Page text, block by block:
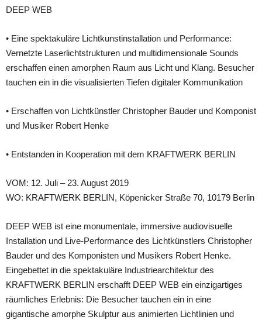
DEEP WEB
• Eine spektakuläre Lichtkunstinstallation und Performance:
Vernetzte Laserlichtstrukturen und multidimensionale Sounds
erschaffen einen amorphen Raum aus Licht und Klang. Besucher
tauchen ein in die visualisierten Tiefen digitaler Kommunikation
• Erschaffen von Lichtkünstler Christopher Bauder und Komponist
und Musiker Robert Henke
• Entstanden in Kooperation mit dem KRAFTWERK BERLIN
VOM: 12. Juli – 23. August 2019
WO: KRAFTWERK BERLIN, Köpenicker Straße 70, 10179 Berlin
DEEP WEB ist eine monumentale, immersive audiovisuelle
Installation und Live-Performance des Lichtkünstlers Christopher
Bauder und des Komponisten und Musikers Robert Henke.
Eingebettet in die spektakuläre Industriearchitektur des
KRAFTWERK BERLIN erschafft DEEP WEB ein einzigartiges
räumliches Erlebnis: Die Besucher tauchen ein in eine
gigantische amorphe Skulptur aus animierten Lichtlinien und